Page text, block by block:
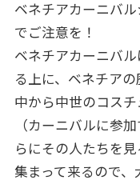
ベネチアカーニバ
でご注意を！
ベネチアカーニバ
る上に、ベネチア
中から中世のコス
（カーニバルに参
らにその人たちを
集まって来るので、